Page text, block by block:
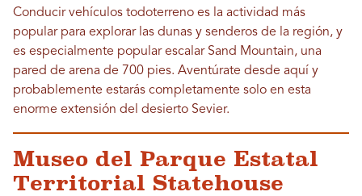
Conducir vehículos todoterreno es la actividad más
popular para explorar las dunas y senderos de la región, y
es especialmente popular escalar Sand Mountain, una
pared de arena de 700 pies. Aventúrate desde aquí y
probablemente estarás completamente solo en esta
enorme extensión del desierto Sevier.
Museo del Parque Estatal
Territorial Statehouse